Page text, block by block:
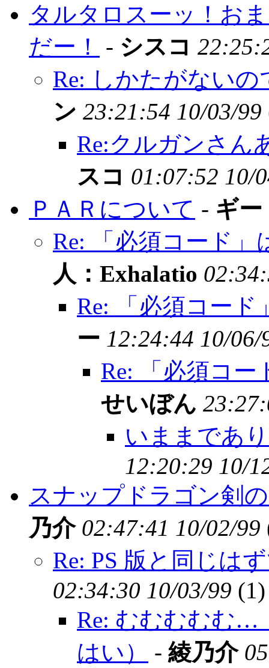
タルタロスーッ！お
だー！
- シスコ
Re: しかたがないの
ン 23:21:54 10/03/99
Re:クルガンさん
スコ 01:07:52 10/
ＰＡＲについて - ギー
Re: 「必須コード
人：Exhalatio
Re: 「必須コー
ー 12:24:44 10/06/
Re: 「必須コ
せいぼん
いままであ
12:20:29 10/
スナップドラゴン剣
乃介 02:47:41 10/02/99
Re: PS 版と同じは
02:34:30 10/03/99 (1)
Re: むむむむむ…
はい）
- 綾乃介